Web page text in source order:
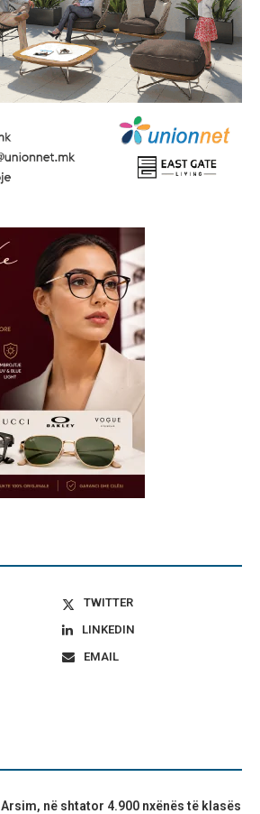
TWITTER
LINKEDIN
EMAIL
Arsim, në shtator 4.900 nxënës të klasës